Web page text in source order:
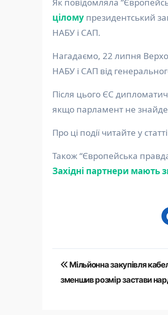
Як повідомляла
цілому президентський
НАБУ і САП.
Нагадаємо, 22 липня
НАБУ і САП від
Після цього ЄС
якщо парламент не знайде
Про ці події читайте у статті
Також “Європейська
Західні партнери мають
Навігація
записів
Мільйонна закупівля
зменшив розмір застави